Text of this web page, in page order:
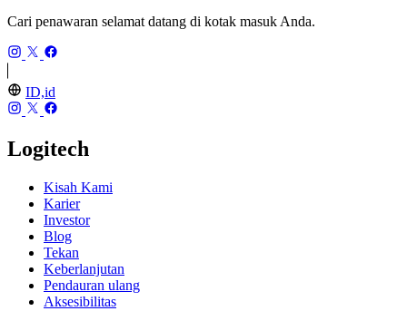
Cari penawaran selamat datang di kotak masuk Anda.
ID,id
Logitech
Kisah Kami
Karier
Investor
Blog
Tekan
Keberlanjutan
Pendauran ulang
Aksesibilitas